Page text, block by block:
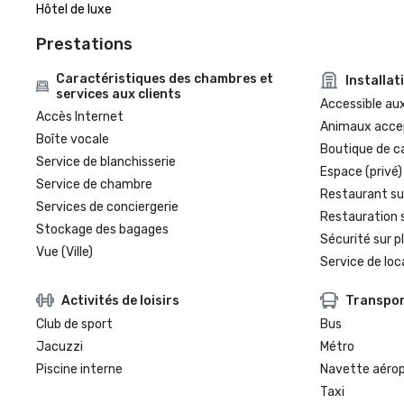
Hôtel de luxe
Prestations
Caractéristiques des chambres et
services aux clients
Accès Internet
Boîte vocale
Service de blanchisserie
Service de chambre
Services de conciergerie
Stockage des bagages
Vue (Ville)
Accessible
Animaux
Boutique de
Espace (privé)
Restaurant
Restauration
Sécurité sur
Service de
Activités de loisirs
Club de sport
Jacuzzi
Piscine interne
Bus
Métro
Navette
Taxi